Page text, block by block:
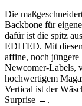
Die
Backbone für
dafür ist die spitz
EDITED. Mit
affine, noch
Newcomer-Labels,
hochwertigem
Vertical ist der
Surprise
.